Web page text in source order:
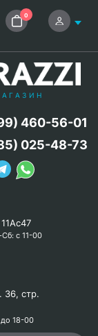
0
с 11-00
36, стр.
18-00
460-56-01
025-48-73